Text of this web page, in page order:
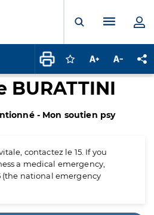
Ouvrir laMenu
Connectez-vous
Augmenter la
BURATTINI
- Mon soutien psy
contactez le 15. If you
a medical emergency,
(the national emergency